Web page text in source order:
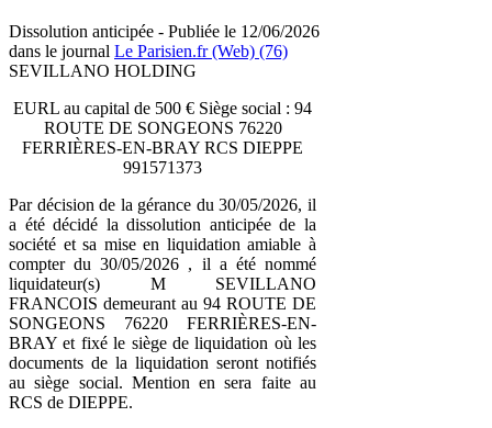
Dissolution anticipée - Publiée le 12/06/2026
dans le journal Le Parisien.fr (Web) (76)
SEVILLANO HOLDING
EURL au capital de 500 € Siège social : 94
ROUTE DE SONGEONS 76220
FERRIÈRES-EN-BRAY RCS DIEPPE
991571373
Par décision de la gérance du 30/05/2026, il
a été décidé la dissolution anticipée de la
société et sa mise en liquidation amiable à
compter du 30/05/2026 , il a été nommé
liquidateur(s) M SEVILLANO
FRANCOIS demeurant au 94 ROUTE DE
SONGEONS 76220 FERRIÈRES-EN-
BRAY et fixé le siège de liquidation où les
documents de la liquidation seront notifiés
au siège social. Mention en sera faite au
RCS de DIEPPE.